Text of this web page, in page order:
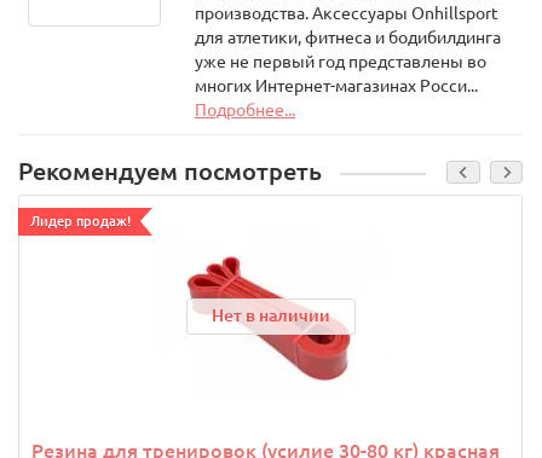
производства. Аксессуары Onhillsport
для атлетики, фитнеса и бодибилдинга
уже не первый год представлены во
многих Интернет-магазинах Росси...
Подробнее...
Рекомендуем посмотреть
Лидер продаж!
Нет в наличии
Резина для тренировок (усилие 30-80 кг) красная